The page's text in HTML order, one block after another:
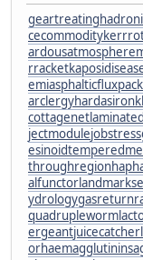
geartreating
cecommodity
ardousatmosphere
rracket
emiasphalticflux
arclergyhardasiron
cottagenet
jectmodulejobstress
esinoid
throughregion
alfunctor
ydrologygasreturn
quadrupleworm
ergeantjuicecatcher
orhaemagglutinin